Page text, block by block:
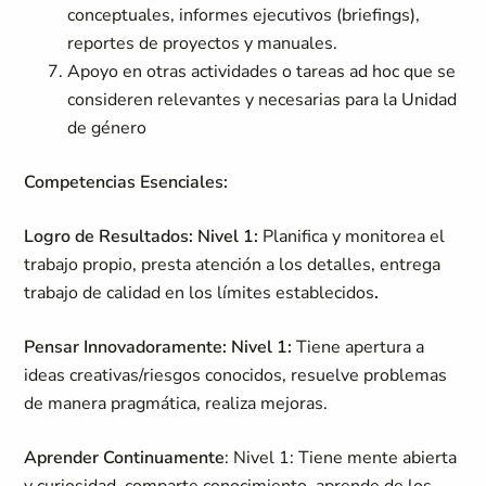
conceptuales, informes ejecutivos (briefings),
reportes de proyectos y manuales.
Apoyo en otras actividades o tareas ad hoc que se
consideren relevantes y necesarias para la Unidad
de género
Competencias Esenciales:
Logro de Resultados: Nivel 1: Planifica y monitorea el
trabajo propio, presta atención a los detalles, entrega
trabajo de calidad en los límites establecidos.
Pensar Innovadoramente: Nivel 1:Tiene apertura a
ideas creativas/riesgos conocidos, resuelve problemas
de manera pragmática, realiza mejoras.
Aprender Continuamente: Nivel 1: Tiene mente abierta